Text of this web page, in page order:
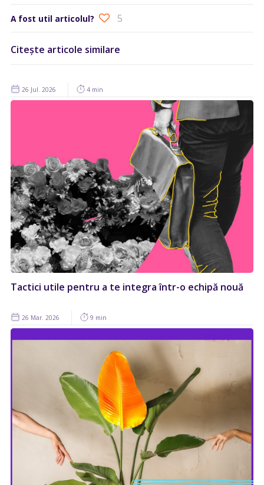
A fost util articolul? 5
Citește articole similare
26 Jul. 2026 4 min
Tactici utile pentru a te integra într-o echipă nouă
26 Mar. 2026 9 min